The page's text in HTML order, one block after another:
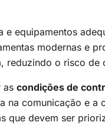
e equipamentos
modernas e
reduzindo o risco de
as condições de
na comunicação e a
que devem ser